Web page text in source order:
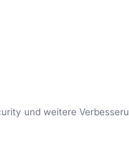
und weitere